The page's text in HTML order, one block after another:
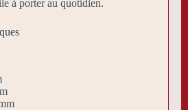
à porter au quotidien.